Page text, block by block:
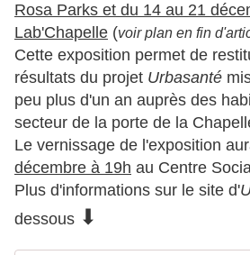
Rosa Parks et du 14 au 21
Lab'Chapelle (voir plan en fin
Cette exposition permet de
résultats du projet Urbasanté
peu plus d'un an auprès des
secteur de la porte de la
Le vernissage de l'exposition
décembre à 19h au Centre
Plus d'informations sur le site d'
dessous ⬇